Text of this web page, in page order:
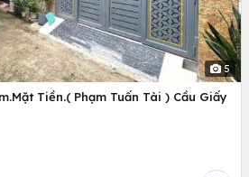
5
Tiền.( Phạm Tuấn Tài ) Cầu Giấy